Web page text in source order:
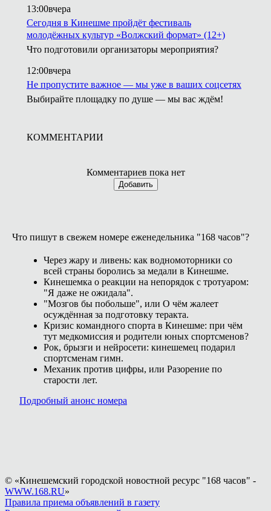
13:00вчера
Сегодня в Кинешме пройдёт фестиваль
молодёжных культур «Волжский формат» (12+)
Что подготовили организаторы мероприятия?
12:00вчера
Не пропустите важное — мы уже в ваших соцсетях
Выбирайте площадку по душе — мы вас ждём!
КОММЕНТАРИИ
Комментариев пока нет
Добавить
Что пишут в свежем номере еженедельника "168 часов"?
Через жару и ливень: как водномоторники со
всей страны боролись за медали в Кинешме.
Кинешемка о реакции на непорядок с тротуаром:
"Я даже не ожидала".
"Мозгов бы побольше", или О чём жалеет
осуждённая за подготовку теракта.
Кризис командного спорта в Кинешме: при чём
тут медкомиссия и родители юных спортсменов?
Рок, брызги и нейросети: кинешемец подарил
спортсменам гимн.
Механик против цифры, или Разорение по
старости лет.
Подробный анонс номера
© «Кинешемский городской новостной ресурс "168 часов" -
WWW.168.RU»
Правила приема объявлений в газету